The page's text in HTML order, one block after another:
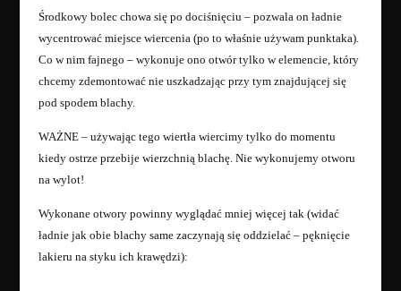
Środkowy bolec chowa się po dociśnięciu – pozwala on ładnie
wycentrować miejsce wiercenia (po to właśnie używam punktaka).
Co w nim fajnego – wykonuje ono otwór tylko w elemencie, który
chcemy zdemontować nie uszkadzając przy tym znajdującej się
pod spodem blachy.
WAŻNE – używając tego wiertła wiercimy tylko do momentu
kiedy ostrze przebije wierzchnią blachę. Nie wykonujemy otworu
na wylot!
Wykonane otwory powinny wyglądać mniej więcej tak (widać
ładnie jak obie blachy same zaczynają się oddzielać – pęknięcie
lakieru na styku ich krawędzi):